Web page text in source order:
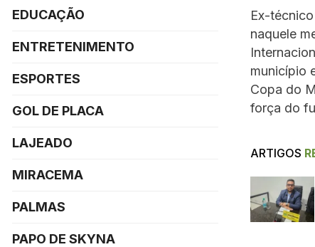
Ex-
naquele
município
Copa do
força do
ARTIGOS
EDUCAÇÃO
ENTRETENIMENTO
ESPORTES
GOL DE PLACA
LAJEADO
MIRACEMA
PALMAS
PAPO DE SKYNA